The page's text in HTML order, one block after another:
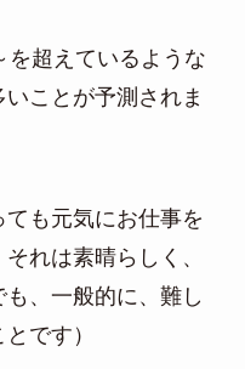
を超えているような
ことが予測されま
ても元気にお仕事を
れは素晴らしく、
、一般的に、難し
です）